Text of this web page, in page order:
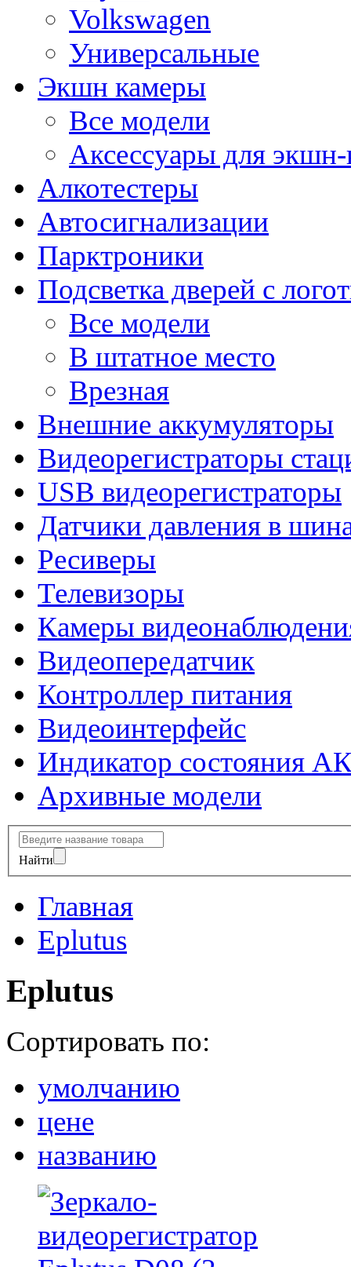
Volkswagen
Универсальные
Экшн камеры
Все модели
Аксессуары для
Алкотестеры
Автосигнализации
Парктроники
Подсветка дверей с
Все модели
В штатное место
Врезная
Внешние аккумуляторы
Видеорегистраторы
USB видеорегистраторы
Датчики давления в
Ресиверы
Телевизоры
Камеры
Видеопередатчик
Контроллер питания
Видеоинтерфейс
Индикатор состояния
Архивные модели
Найти
Главная
Eplutus
Eplutus
Сортировать по:
умолчанию
цене
названию